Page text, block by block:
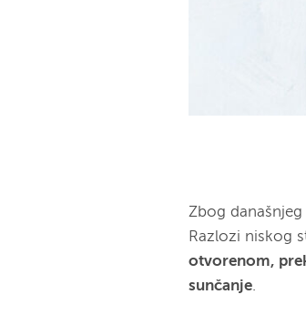
Zbog
Razlozi niskog
otvorenom,
sunčanje.